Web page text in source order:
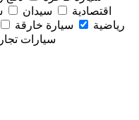
اقتصادية
سيدان
رياضية
سيارة خارقة
سيارات